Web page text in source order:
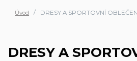
Úvod DRESY A SPORTOVNÍ
DRESY A